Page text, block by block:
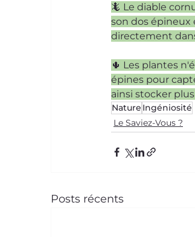
🦎 Le diable
son dos
directement
🌵 Les plantes
épines pour
ainsi stocker
Nature Ingéniosité
Le Saviez-Vous ?
Posts récents